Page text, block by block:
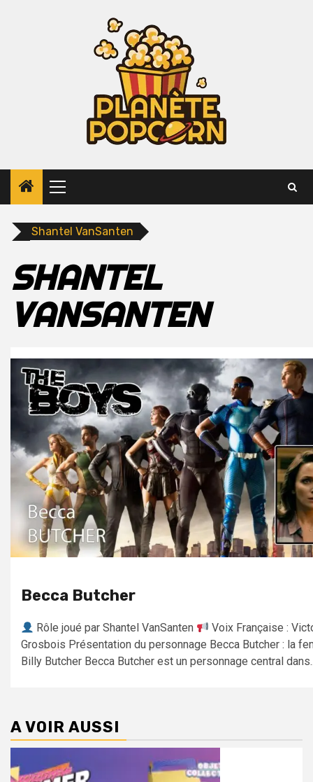
Primary
Menu
Shantel VanSanten
SHANTEL
VANSANTEN
Becca Butcher
Rôle joué par Shantel VanSanten
Voix Française :
Grosbois Présentation du personnage Becca Butcher : la
Billy Butcher Becca Butcher est un personnage central
A VOIR AUSSI